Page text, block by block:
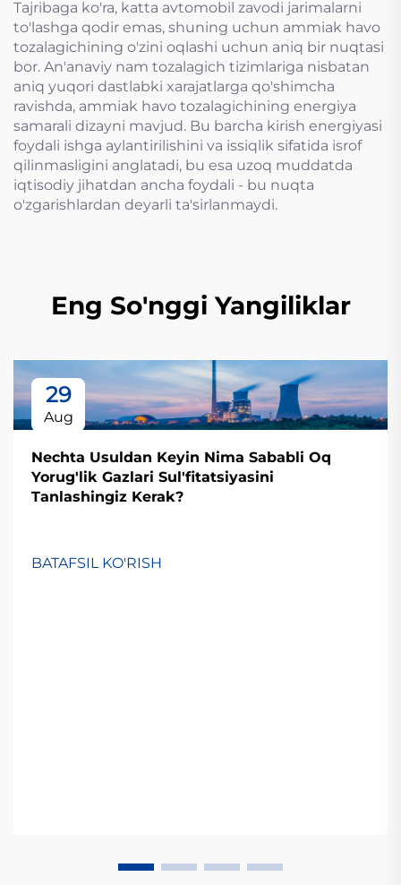
Tajribaga ko'ra, katta avtomobil zavodi jarimalarni
to'lashga qodir emas, shuning uchun ammiak havo
tozalagichining o'zini oqlashi uchun aniq bir nuqtasi
bor. An'anaviy nam tozalagich tizimlariga nisbatan
aniq yuqori dastlabki xarajatlarga qo'shimcha
ravishda, ammiak havo tozalagichining energiya
samarali dizayni mavjud. Bu barcha kirish energiyasi
foydali ishga aylantirilishini va issiqlik sifatida isrof
qilinmasligini anglatadi, bu esa uzoq muddatda
iqtisodiy jihatdan ancha foydali - bu nuqta
o'zgarishlardan deyarli ta'sirlanmaydi.
Eng So'nggi Yangiliklar
29
Aug
Nechta Usuldan Keyin Nima Sababli Oq
Yorug'lik Gazlari Sul'fitatsiyasini
Tanlashingiz Kerak?
BATAFSIL KO'RISH